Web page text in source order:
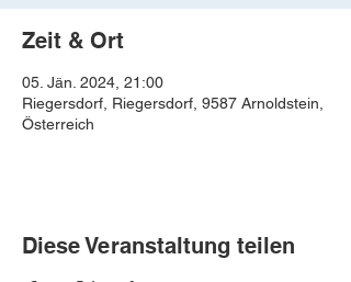
Zeit & Ort
05. Jän. 2024, 21:00
Riegersdorf, Riegersdorf, 9587 Arnoldstein,
Österreich
Diese Veranstaltung teilen